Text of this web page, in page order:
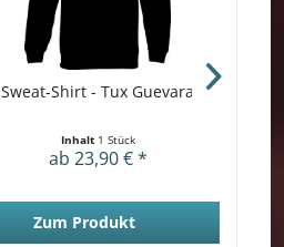
Sweat-Shirt - Tux Guevara
Inhalt 1 Stück
ab 23,90 € *
Zum Produkt